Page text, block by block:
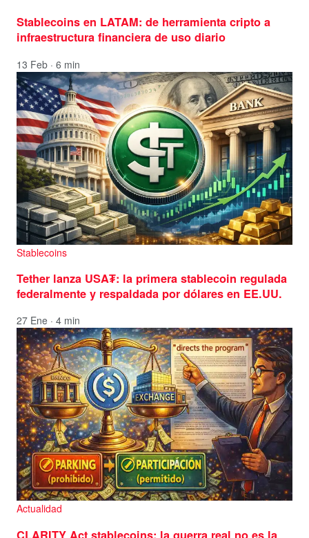
Stablecoins en LATAM: de herramienta cripto a
infraestructura financiera de uso diario
13 Feb · 6 min
Stablecoins
Tether lanza USA₮: la primera stablecoin regulada
federalmente y respaldada por dólares en EE.UU.
27 Ene · 4 min
Actualidad
CLARITY Act stablecoins: la guerra real no es la